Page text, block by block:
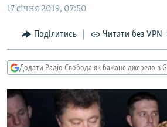
Перейти
пошуку
СУСПІЛЬСТВО
КУЛЬТУРА
УКРАЇНА
СВІТ
ДОНБАС.РЕАЛІЇ
КРИМ.РЕАЛІЇ
СХЕМИ
КИТАЙ.ВИКЛИКИ
МУЛЬТИМЕДІА
17 січня 2019, 07:50
Поділитись Читати без VPN
Додати Радіо Свобода як бажане джерело в